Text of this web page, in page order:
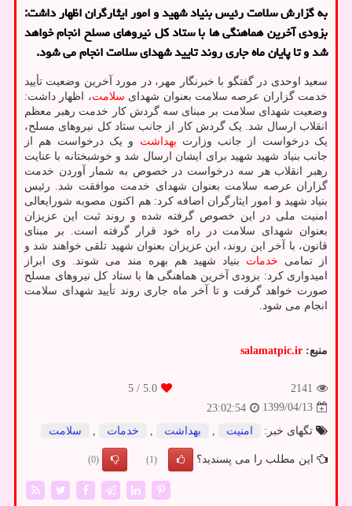
به گزارش سلامت رئیس بنیاد شهید و امور ایثارگران اظهار داشت:
بزودی آخرین هماهنگی ها با ستاد كل نیروهای مسلح انجام خواهد
شد و تا پایان ماه جاری روند تایید شهدای سلامت انجام می شود.
سعید اوحدی در گفتگو با خبرنگار مهر، در مورد آخرین وضعیت تأیید
خدمت گزاران عرصه سلامت بعنوان شهدای سلامت، اظهار داشت:
وضعیت شهدای سلامت بر مبنای سه گردش کار خدمت رهبر معظم
انقلاب ارسال شد. یک گردش کار از جانب ستاد کل نیروهای مسلح،
یک درخواست از جانب وزارت بهداشت و یک درخواست هم از
جانب بنیاد شهید شهید برای ایشان ارسال شد و خوشبختانه با عنایت
رهبر انقلاب هر سه درخواست در خصوص به شمار آوردن خدمت
گزاران عرصه سلامت بعنوان شهدای خدمت موافقت شد. رئیس
بنیاد شهید و امور ایثارگران اضافه کرد: هم اکنون مصوبه شورایعالی
امنیت ملی در این خصوص گرفته شده و روند ثبت این عزیزان
بعنوان شهدای سلامت در راه خود قرار گرفته است. بر مبنای
قانون، با آخر این روند، این عزیزان بعنوان شهید تلقی خواهند شد و
از تمامی خدمات بنیاد شهید هم بهره مند می شوند. وی ابراز
امیدواری کرد: بزودی آخرین هماهنگی ها با ستاد کل نیروهای مسلح
صورت خواهد گرفت و تا آخر ماه جاری روند تأیید شهدای سلامت
انجام می شود.
منبع: salamatpic.ir
2141
5.0
/ 5
1399/04/13
23:02:54
تگهای خبر:
امنیت بهداشت خدمات سلامت
این مطلب را می پسندید؟ (1)
(0)